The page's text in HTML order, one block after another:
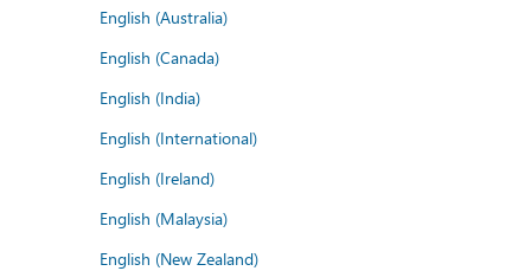
English (Australia)
English (Canada)
English (India)
English (International)
English (Ireland)
English (Malaysia)
English (New Zealand)